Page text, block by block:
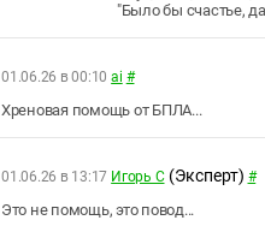
"Было бы счастье,
01.06.26 в 00:10 ai #
Хреновая помощь от БПЛА...
01.06.26 в 13:17 Игорь С (Эксперт) #
Это не помощь, это повод...